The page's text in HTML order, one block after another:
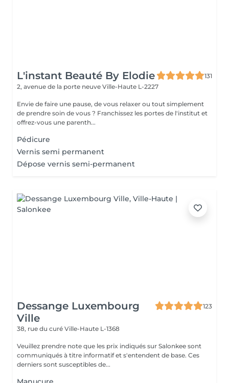
L'instant Beauté By Elodie
131
2, avenue de la porte neuve Ville-Haute L-2227
Envie de faire une pause, de vous relaxer ou tout simplement
de prendre soin de vous ? Franchissez les portes de l'institut et
offrez-vous une parenth...
Pédicure
Vernis semi permanent
Dépose vernis semi-permanent
Dessange Luxembourg
Ville
123
38, rue du curé Ville-Haute L-1368
Veuillez prendre note que les prix indiqués sur Salonkee sont
communiqués à titre informatif et s'entendent de base. Ces
derniers sont susceptibles de...